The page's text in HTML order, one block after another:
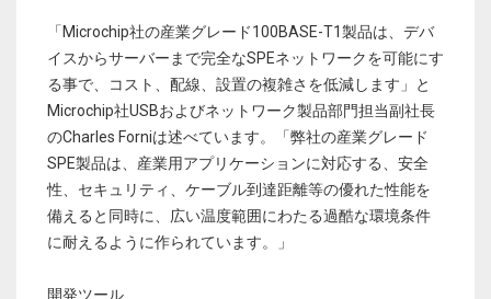
「Microchip社の産業グレード100BASE-T1製品は、デバ
イスからサーバーまで完全なSPEネットワークを可能にす
る事で、コスト、配線、設置の複雑さを低減します」と
Microchip社USBおよびネットワーク製品部門担当副社長
のCharles Forniは述べています。「弊社の産業グレード
SPE製品は、産業用アプリケーションに対応する、安全
性、セキュリティ、ケーブル到達距離等の優れた性能を
備えると同時に、広い温度範囲にわたる過酷な環境条件
に耐えるように作られています。」
開発ツール